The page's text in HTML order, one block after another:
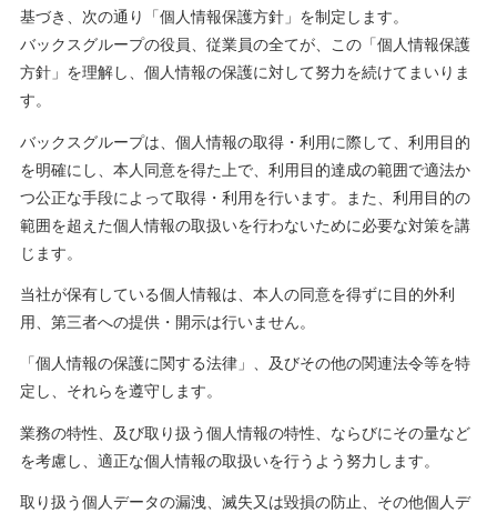
基づき、次の通り「個人情報保護方針」を制定します。
バックスグループの役員、従業員の全てが、この「個人情報保護
方針」を理解し、個人情報の保護に対して努力を続けてまいりま
す。
バックスグループは、個人情報の取得・利用に際して、利用目的
を明確にし、本人同意を得た上で、利用目的達成の範囲で適法か
つ公正な手段によって取得・利用を行います。また、利用目的の
範囲を超えた個人情報の取扱いを行わないために必要な対策を講
じます。
当社が保有している個人情報は、本人の同意を得ずに目的外利
用、第三者への提供・開示は行いません。
「個人情報の保護に関する法律」、及びその他の関連法令等を特
定し、それらを遵守します。
業務の特性、及び取り扱う個人情報の特性、ならびにその量など
を考慮し、適正な個人情報の取扱いを行うよう努力します。
取り扱う個人データの漏洩、滅失又は毀損の防止、その他個人デ